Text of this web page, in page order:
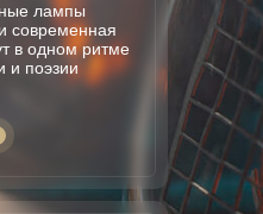
лампы
современная
в одном ритме
и поэзии